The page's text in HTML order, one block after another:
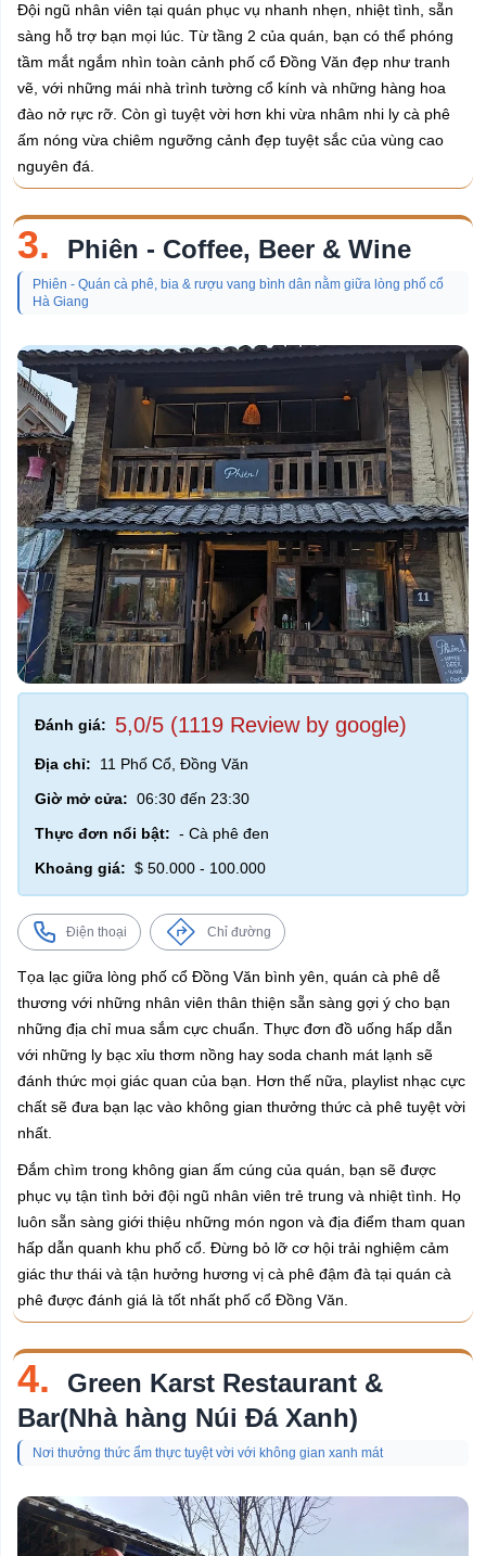
Đội ngũ nhân viên tại quán phục vụ nhanh nhẹn, nhiệt tình, sẵn
sàng hỗ trợ bạn mọi lúc. Từ tầng 2 của quán, bạn có thể phóng
tầm mắt ngắm nhìn toàn cảnh phố cổ Đồng Văn đẹp như tranh
vẽ, với những mái nhà trình tường cổ kính và những hàng hoa
đào nở rực rỡ. Còn gì tuyệt vời hơn khi vừa nhâm nhi ly cà phê
ấm nóng vừa chiêm ngưỡng cảnh đẹp tuyệt sắc của vùng cao
nguyên đá.
3. Phiên - Coffee, Beer & Wine
Phiên - Quán cà phê, bia & rượu vang bình dân nằm giữa lòng phố cổ
Hà Giang
Đánh giá: 5,0/5 (1119 Review by google)
Địa chỉ:
11 Phố Cổ, Đồng Văn
Giờ mở cửa: 06:30 đến 23:30
Thực đơn nổi bật: - Cà phê đen
Khoảng giá: $ 50.000 - 100.000
Điện thoại Chỉ đường
Tọa lạc giữa lòng phố cổ Đồng Văn bình yên, quán cà phê dễ
thương với những nhân viên thân thiện sẵn sàng gợi ý cho bạn
những địa chỉ mua sắm cực chuẩn. Thực đơn đồ uống hấp dẫn
với những ly bạc xỉu thơm nồng hay soda chanh mát lạnh sẽ
đánh thức mọi giác quan của bạn. Hơn thế nữa, playlist nhạc cực
chất sẽ đưa bạn lạc vào không gian thưởng thức cà phê tuyệt vời
nhất.
Đắm chìm trong không gian ấm cúng của quán, bạn sẽ được
phục vụ tận tình bởi đội ngũ nhân viên trẻ trung và nhiệt tình. Họ
luôn sẵn sàng giới thiệu những món ngon và địa điểm tham quan
hấp dẫn quanh khu phố cổ. Đừng bỏ lỡ cơ hội trải nghiệm cảm
giác thư thái và tận hưởng hương vị cà phê đậm đà tại quán cà
phê được đánh giá là tốt nhất phố cổ Đồng Văn.
4.
Green Karst Restaurant &
Bar(Nhà hàng Núi Đá Xanh)
Nơi thưởng thức ẩm thực tuyệt vời với không gian xanh mát